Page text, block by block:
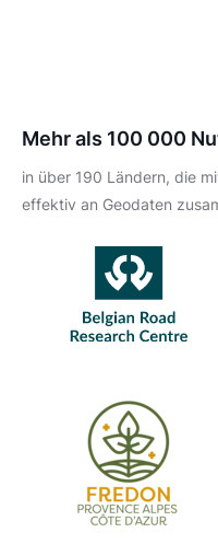
Mehr als 100 000
in über 190 Ländern, die
effektiv an Geodaten